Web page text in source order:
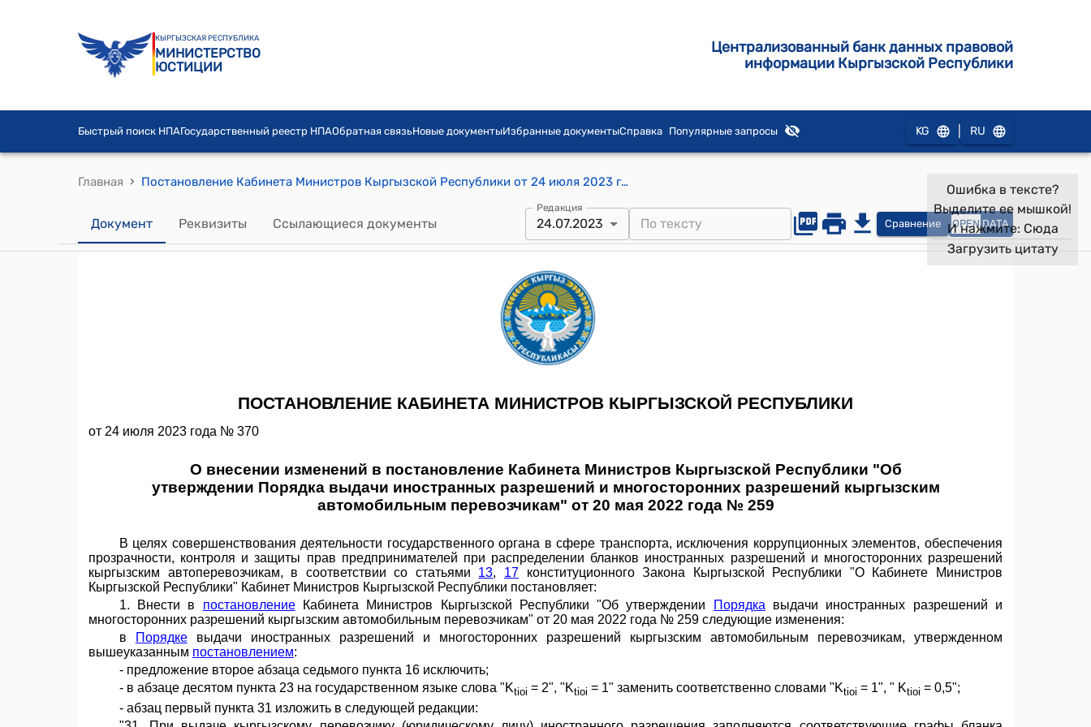
КЫРГЫЗСКАЯ РЕСПУБЛИКА
МИНИСТЕРСТВО
ЮСТИЦИИ
Централизованный банк данных правовой
информации Кыргызской Республики
Быстрый поиск НПАГосударственный реестр НПАОбратная связьНовые документыИзбранные документыСправка Популярные запросы KG RU
Главная › Постановление Кабинета Министров Кыргызской Республики от 24 июля 2023 года № 370 "О внесении изменений в постановление Кабинета Министров Кыргызской Республики "Об утверждении Порядка выдачи иностранных разрешений и многосторонних разрешений кыргызским автомобильным перевозчикам" от 20 мая 2022 года № 259"
Документ Реквизиты Ссылающиеся документы
Редакция
24.07.2023 Сравнение OPEN DATA
Ошибка в тексте?
Выделите ее мышкой!
И нажмите: Сюда
Загрузить цитату